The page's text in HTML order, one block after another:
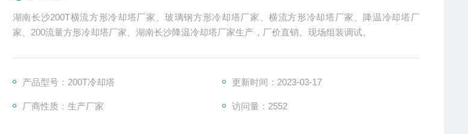
湖南长沙200T横流方形冷却塔厂家、玻璃钢方形冷却塔厂家、横流方形冷却塔厂家、降温冷却塔厂
家、200流量方形冷却塔厂家、湖南长沙降温冷却塔厂家生产，厂价直销。现场组装调试。
产品型号：200T冷却塔 更新时间：2023-03-17
厂商性质：生产厂家 访问量：2552